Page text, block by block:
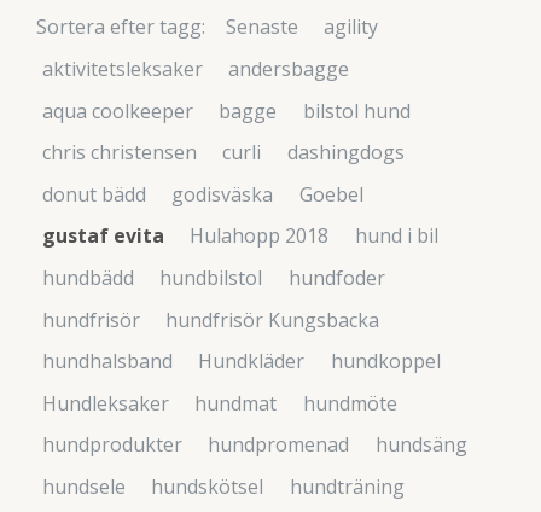
Sortera efter tagg: Senaste
agility
aktivitetsleksaker
andersbagge
aqua coolkeeper
bagge
bilstol hund
chris christensen
curli
dashingdogs
donut bädd
godisväska
Goebel
gustaf evita
Hulahopp 2018
hund i bil
hundbädd
hundbilstol
hundfoder
hundfrisör
hundfrisör Kungsbacka
hundhalsband
Hundkläder
hundkoppel
Hundleksaker
hundmat
hundmöte
hundprodukter
hundpromenad
hundsäng
hundsele
hundskötsel
hundträning